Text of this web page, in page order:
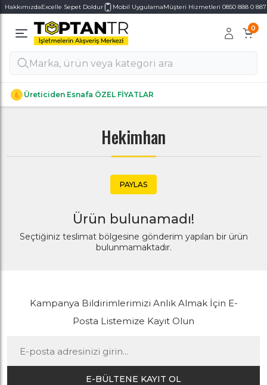
HakkımızdaExcelle Sepet Doldur Mobil UygulamaMüşteri Hizmetleri 0850 888 0 887
0
Üreticiden Esnafa ÖZEL FİYATLAR
Alt Kategoriler
Alt Kategoriler
Hekimhan
PAYLAS
Ürün bulunamadı!
Seçtiğiniz teslimat bölgesine gönderim yapılan bir ürün
bulunmamaktadır.
Kampanya Bildirimlerimizi Anlık Almak İçin E-
Posta Listemize Kayıt Olun
E-BÜLTENE KAYIT OL